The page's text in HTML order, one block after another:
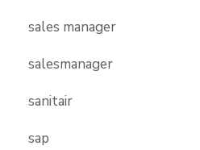
sales manager
salesmanager
sanitair
sap